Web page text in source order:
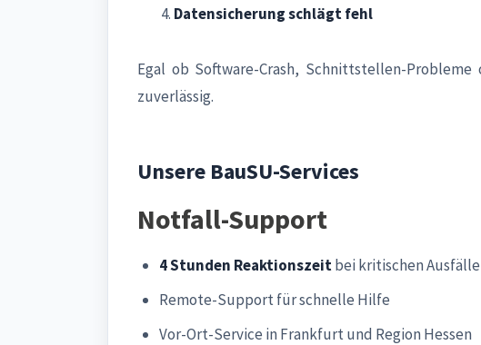
Datensicherung schlägt fehl
Egal ob Software-Crash, Schnittstellen-
zuverlässig.
Unsere BauSU-Services
Notfall-Support
4 Stunden Reaktionszeitbei kritischen
Remote-Support für schnelle Hilfe
Vor-Ort-Service in Frankfurt und Region Hessen